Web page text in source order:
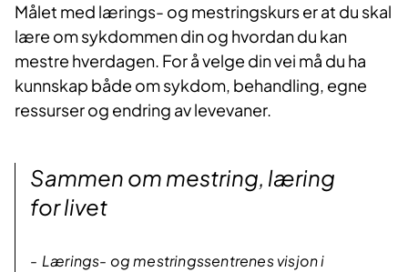
Målet med lærings- og mestringskurs er at du skal
lære om sykdommen din og hvordan du kan
mestre hverdagen. For å velge din vei må du ha
kunnskap både om sykdom, behandling, egne
ressurser og endring av levevaner.​​
Sammen om mestring, læring
for livet
Lærings- og mestringssentrenes visjon i